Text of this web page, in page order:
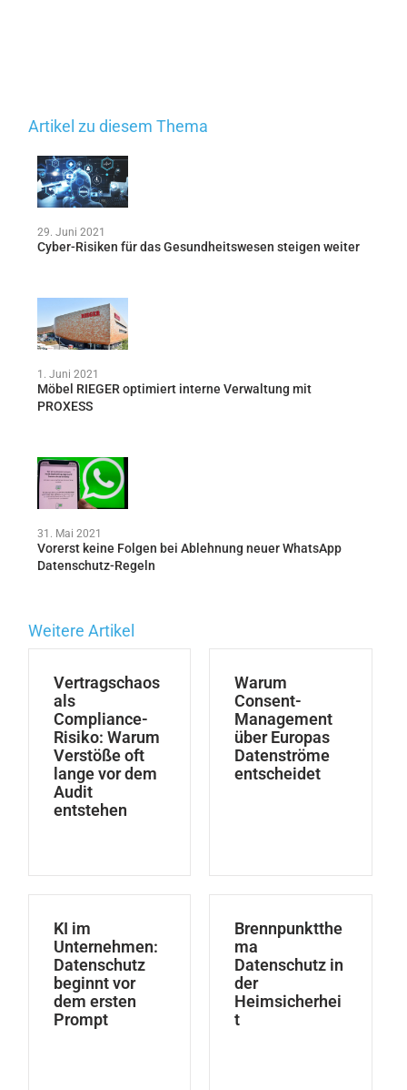
Artikel zu diesem Thema
29. Juni 2021
Cyber-Risiken für das Gesundheitswesen steigen weiter
1. Juni 2021
Möbel RIEGER optimiert interne Verwaltung mit
PROXESS
31. Mai 2021
Vorerst keine Folgen bei Ablehnung neuer WhatsApp
Datenschutz-Regeln
Weitere Artikel
Vertragschaos
als
Compliance-
Risiko: Warum
Verstöße oft
lange vor dem
Audit
entstehen
Warum
Consent-
Management
über Europas
Datenströme
entscheidet
KI im
Unternehmen:
Datenschutz
beginnt vor
dem ersten
Prompt
Brennpunktthe
ma
Datenschutz in
der
Heimsicherhei
t